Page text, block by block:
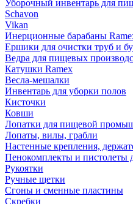
Уборочный инвентарь для
Schavon
Vikan
Инерционные барабаны
Ершики для очистки труб и
Ведра для пищевых
Катушки Ramex
Весла-мешалки
Инвентарь для уборки полов
Кисточки
Ковши
Лопатки для пищевой
Лопаты, вилы, грабли
Настенные крепления,
Пенокомплекты и пистолеты
Рукоятки
Ручные щетки
Сгоны и сменные пластины
Скребки